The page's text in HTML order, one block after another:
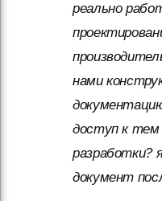
реально
нами
доступ к тем
разработки?
документ